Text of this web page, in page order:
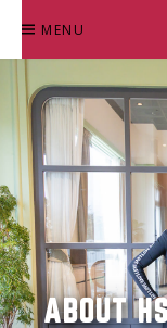
content
MENU
ABOUT